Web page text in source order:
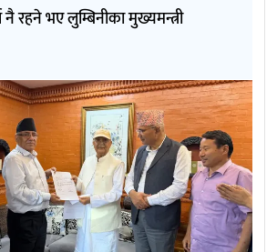
रहने भए लुम्बिनीका मुख्यमन्त्री